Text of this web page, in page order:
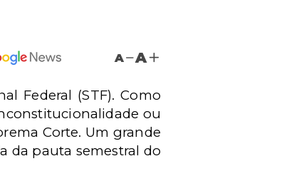
A A
Federal (STF). Como
ou
Corte. Um grande
da pauta semestral do